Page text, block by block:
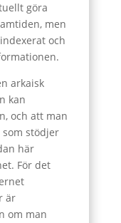
göra
men
och
arkaisk
kan
och att man
stödjer
här
För det
är
om man